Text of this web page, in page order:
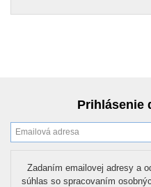
Prihlásenie
Zadaním emailovej adresy a
súhlas so spracovaním